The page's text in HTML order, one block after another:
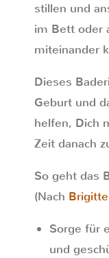
stillen und
im Bett oder
miteinander
Dieses
Geburt und
helfen, Dich
Zeit danach
So geht das
(Nach
Sorge für
und